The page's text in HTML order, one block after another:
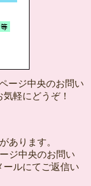
ージ中央のお問い
軽にどうぞ！
あります。
ジ中央のお問い
ルにてご返信い